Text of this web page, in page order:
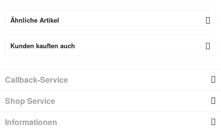
Ähnliche Artikel
Kunden kauften auch
Callback-Service
Shop Service
Informationen